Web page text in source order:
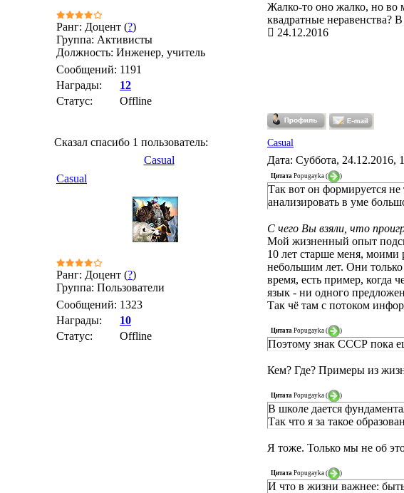
Ранг: Доцент (?)
Группа: Активисты
Должность: Инженер, учитель
Сообщений: 1191
Награды:
12
Статус:
Offline
Жалко-то оно жалко, но во
квадратные неравенства?
24.12.2016
Сказал спасибо 1 пользователь:
Casual
Casual Дата: Суббота, 24.12.2016,
Casual
Ранг: Доцент (?)
Группа: Пользователи
Сообщений: 1323
Награды:
10
Статус:
Offline
Цитата Popugayka ( )
Так вот он формируется не
анализировать в уме
С чего Вы взяли, что
Мой жизненный опыт
10 лет старше меня, моими
небольшим лет. Они только
время, есть пример, когда
язык - ни одного
Так чё там с потоком
Цитата Popugayka ( )
Поэтому знак СССР пока
Кем? Где? Примеры из
Цитата Popugayka ( )
В школе дается
Так что я за такое
Я тоже. Только мы не об
Цитата Popugayka ( )
И что в жизни важнее: